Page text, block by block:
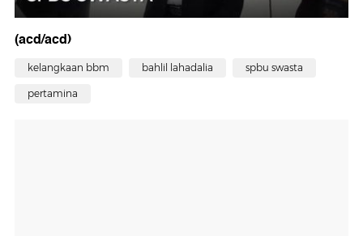
(acd/acd)
kelangkaan bbm bahlil lahadalia spbu swasta
pertamina